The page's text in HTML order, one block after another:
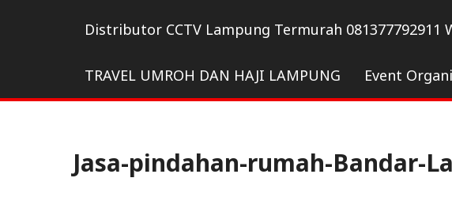
Distributor CCTV Lampung Termurah 081377792911
TRAVEL UMROH DAN HAJI LAMPUNG Event
Jasa-pindahan-rumah-Bandar-